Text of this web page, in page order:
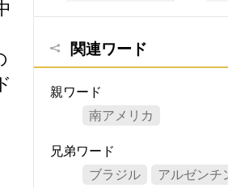
関連ワード
親ワード
南アメリカ
兄弟ワード
ブラジル
アルゼンチ